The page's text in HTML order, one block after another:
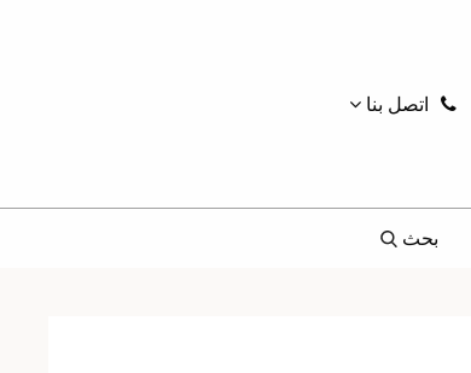
اتصل بنا
بحث